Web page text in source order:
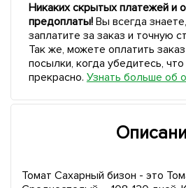
Никаких скрытых платежей и
предоплаты!Вы всегда
заплатите за заказ и точную
Так же, можете оплатить
посылки, когда убедитесь,
прекрасно. Узнать больше об
Томат Сахарный бизон - это